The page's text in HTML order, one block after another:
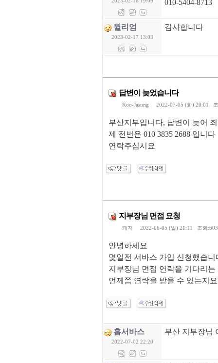
010-5404-8713
윌리엄
2023-02-17 13:03
감사합니다
답변이 늦었습니다
Koo-Jasung 2022-07-05 (화) 20:01
부산지부입니다, 답변이 늦어
제 전번은 010 3835 2688 입니다
연락주십시요
지부장님 면접 요청
돼지 2022-06-05 (일) 21:11 조회
안녕하세요
몇일전 서바스 가입 신청했습니
지부장님 면접 연락을 기다리는
언제쯤 연락을 받을 수 있는지요
홈서바스
2022-07-02 22:20
부산 지부장님